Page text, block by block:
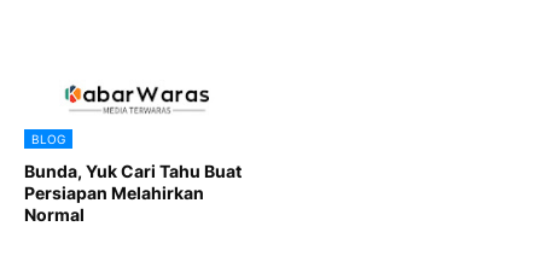
BLOG
Bunda, Yuk Cari Tahu Buat
Persiapan Melahirkan
Normal